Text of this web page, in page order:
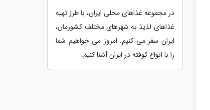
در مجموعه غذاهای محلی ایران، با طرز تهیه
غذاهای لذیذ به شهرهای مختلف کشورمان،
ایران سفر می کنیم. امروز می خواهیم شما
را با انواع کوفته در ایران آشنا کنیم.